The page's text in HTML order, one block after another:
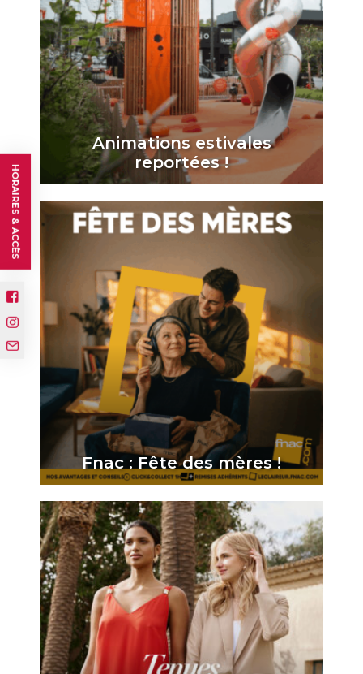
Animations estivales
reportées !
Fnac : Fête des mères !
HORAIRES & ACCÈS